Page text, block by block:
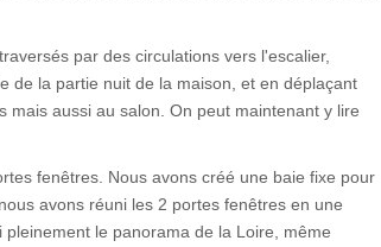
par des circulations vers l'escalier,
de la partie nuit de la maison, et en déplaçant
mais aussi au salon. On peut maintenant y lire
fenêtres. Nous avons créé une baie fixe pour
avons réuni les 2 portes fenêtres en une
le panorama de la Loire, même